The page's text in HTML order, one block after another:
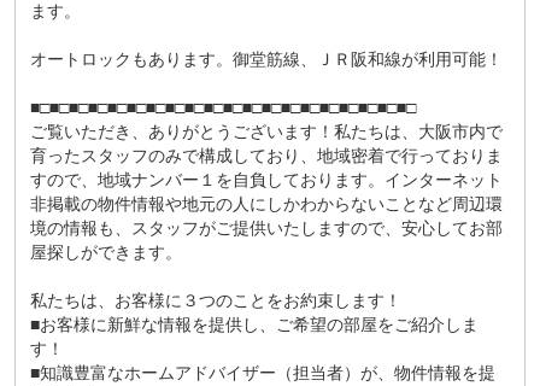
ます。
オートロックもあります。御堂筋線、ＪＲ阪和線が利用可能！
■□■□■□■□■□■□■□■□■□■□■□■□■□■□■□■□■□■□■□■□
ご覧いただき、ありがとうございます！私たちは、大阪市内で
育ったスタッフのみで構成しており、地域密着で行っておりま
すので、地域ナンバー１を自負しております。インターネット
非掲載の物件情報や地元の人にしかわからないことなど周辺環
境の情報も、スタッフがご提供いたしますので、安心してお部
屋探しができます。
私たちは、お客様に３つのことをお約束します！
■お客様に新鮮な情報を提供し、ご希望の部屋をご紹介しま
す！
■知識豊富なホームアドバイザー（担当者）が、物件情報を提